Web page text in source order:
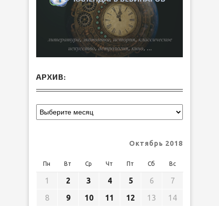
АРХИВ:
Октябрь 2018
Пн Вт Ср Чт Пт Сб Вс
1 2 3 4 5 6
7
8
9 10 11 12 13
14